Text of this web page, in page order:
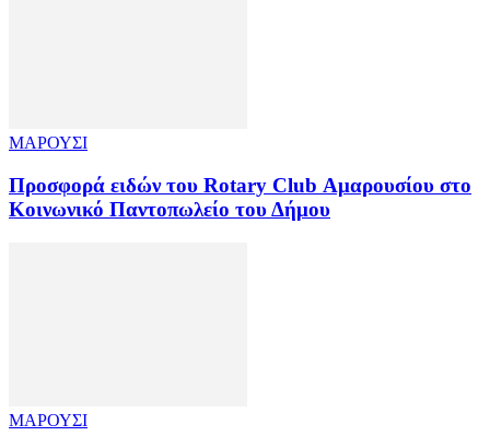
ΜΑΡΟΥΣΙ
Προσφορά ειδών του Rotary Club Αμαρουσίου στο
Κοινωνικό Παντοπωλείο του Δήμου
ΜΑΡΟΥΣΙ